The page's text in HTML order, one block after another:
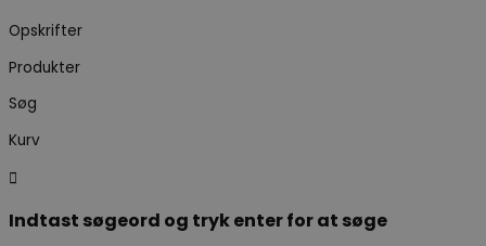
Opskrifter
Produkter
Søg
Kurv
Indtast søgeord og tryk enter for at søge